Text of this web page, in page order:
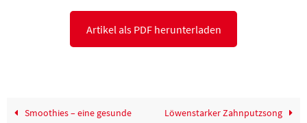
Artikel als PDF herunterladen
Smoothies – eine gesunde
Löwenstarker Zahnputzsong